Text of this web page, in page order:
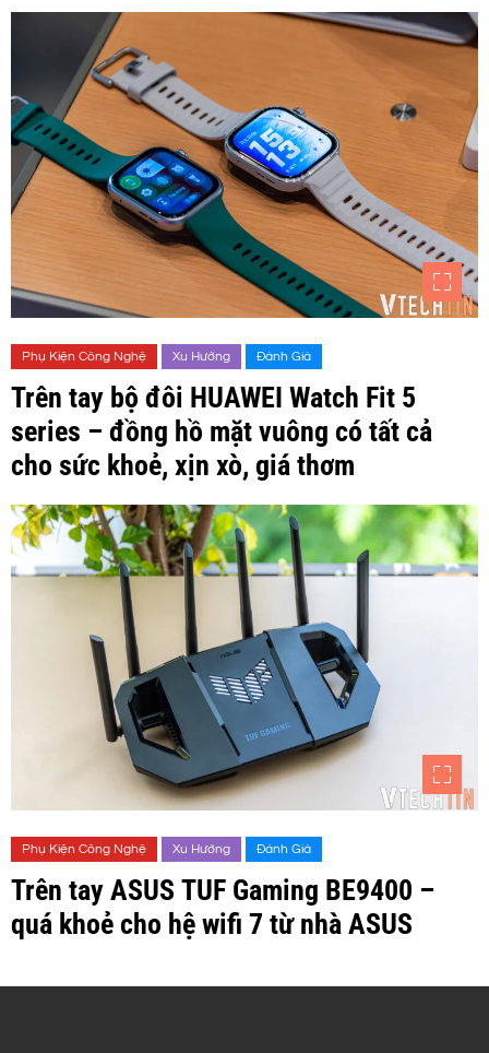
Phụ Kiện Công Nghệ Xu Hướng Đánh Giá
Trên tay bộ đôi HUAWEI Watch Fit 5
series – đồng hồ mặt vuông có tất cả
cho sức khoẻ, xịn xò, giá thơm
Phụ Kiện Công Nghệ Xu Hướng Đánh Giá
Trên tay ASUS TUF Gaming BE9400 –
quá khoẻ cho hệ wifi 7 từ nhà ASUS